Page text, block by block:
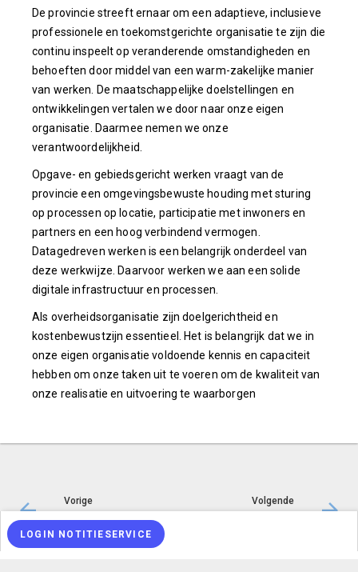
De provincie streeft ernaar om een adaptieve, inclusieve
professionele en toekomstgerichte organisatie te zijn die
continu inspeelt op veranderende omstandigheden en
behoeften door middel van een warm-zakelijke manier
van werken. De maatschappelijke doelstellingen en
ontwikkelingen vertalen we door naar onze eigen
organisatie. Daarmee nemen we onze
verantwoordelijkheid.
Opgave- en gebiedsgericht werken vraagt van de
provincie een omgevingsbewuste houding met sturing
op processen op locatie, participatie met inwoners en
partners en een hoog verbindend vermogen.
Datagedreven werken is een belangrijk onderdeel van
deze werkwijze. Daarvoor werken we aan een solide
digitale infrastructuur en processen.
Als overheidsorganisatie zijn doelgerichtheid en
kostenbewustzijn essentieel. Het is belangrijk dat we in
onze eigen organisatie voldoende kennis en capaciteit
hebben om onze taken uit te voeren om de kwaliteit van
onze realisatie en uitvoering te waarborgen
Vorige
Wat willen we bereiken?
Volgende
LOGIN NOTITIESERVICE